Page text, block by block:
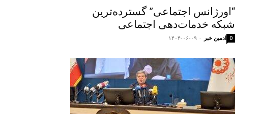
“اورژانس اجتماعی” گسترده‌ترین
شبکه خدمات‌دهی اجتماعی
ادمین خبر - ۱۴۰۴-۰۶-۰۹ 0